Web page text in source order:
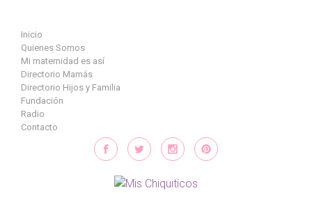
Inicio
Quienes Somos
Mi maternidad es así
Directorio Mamás
Directorio Hijos y Familia
Fundación
Radio
Contacto